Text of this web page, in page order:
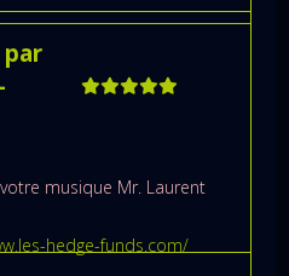
-
musique Mr. Laurent
hedge-funds.com/